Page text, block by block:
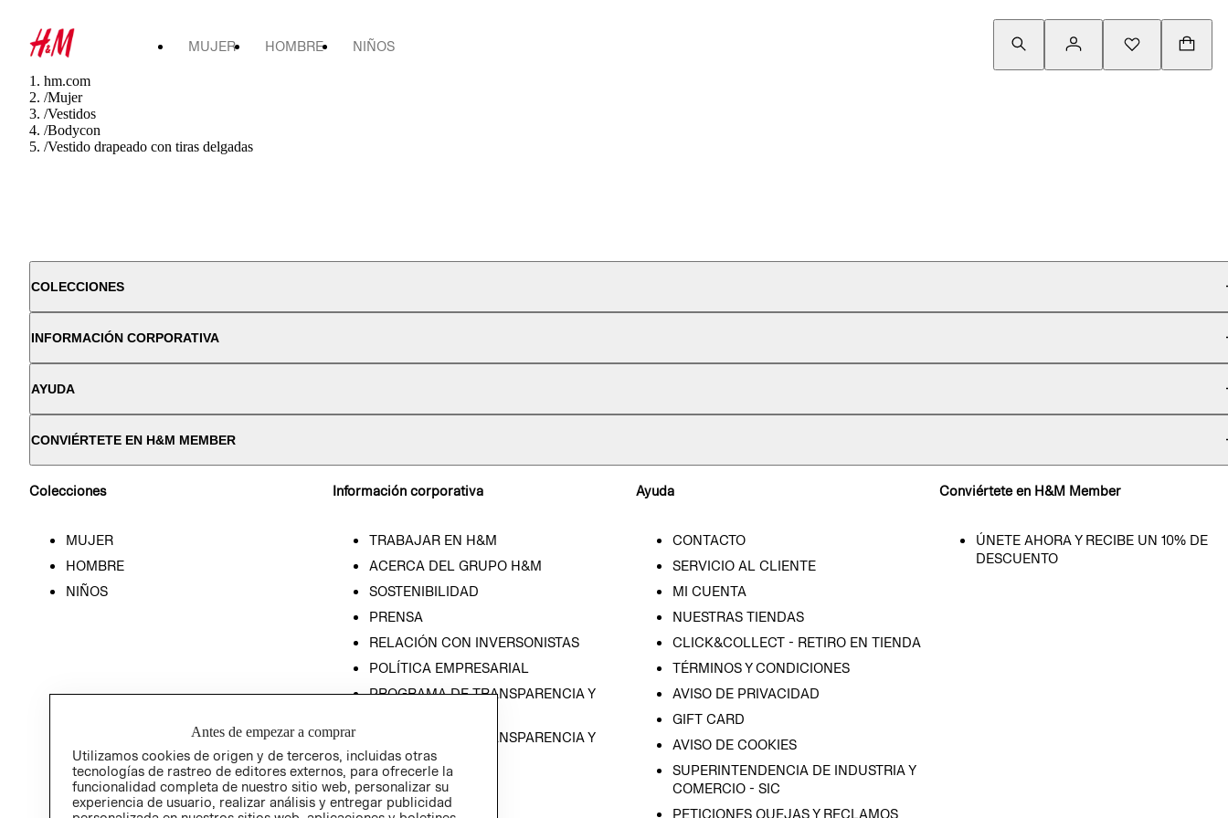
MUJER HOMBRE NIÑOS
hm.com
/Mujer
/Vestidos
/Bodycon
/Vestido drapeado con tiras delgadas
COLECCIONES
INFORMACIÓN CORPORATIVA
AYUDA
CONVIÉRTETE EN H&M MEMBER
Colecciones
MUJER
HOMBRE
NIÑOS
Información corporativa
TRABAJAR EN H&M
ACERCA DEL GRUPO H&M
SOSTENIBILIDAD
PRENSA
RELACIÓN CON INVERSONISTAS
POLÍTICA EMPRESARIAL
PROGRAMA DE TRANSPARENCIA Y
PROGRAMA DE TRANSPARENCIA Y
ÉTICA (INGLÉS)
Ayuda
CONTACTO
SERVICIO AL CLIENTE
MI CUENTA
NUESTRAS TIENDAS
CLICK&COLLECT - RETIRO EN TIENDA
TÉRMINOS Y CONDICIONES
AVISO DE PRIVACIDAD
GIFT CARD
AVISO DE COOKIES
SUPERINTENDENCIA DE INDUSTRIA Y
COMERCIO - SIC
PETICIONES QUEJAS Y RECLAMOS
Conviértete en H&M Member
ÚNETE AHORA Y RECIBE UN 10% DE
DESCUENTO
Antes de empezar a comprar
Utilizamos cookies de origen y de terceros, incluidas otras
tecnologías de rastreo de editores externos, para ofrecerle la
funcionalidad completa de nuestro sitio web, personalizar su
experiencia de usuario, realizar análisis y entregar publicidad